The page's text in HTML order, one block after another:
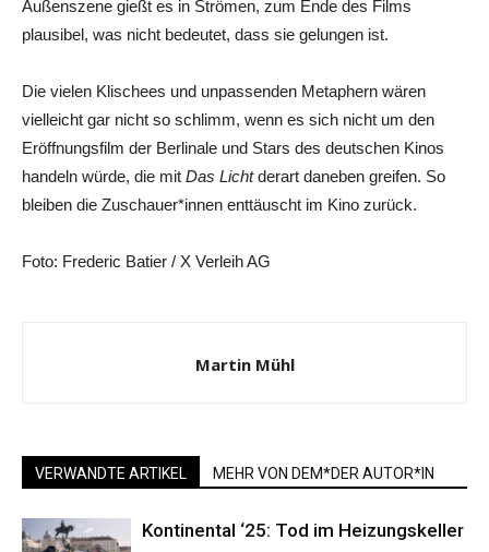
Außenszene gießt es in Strömen, zum Ende des Films
plausibel, was nicht bedeutet, dass sie gelungen ist.
Die vielen Klischees und unpassenden Metaphern wären
vielleicht gar nicht so schlimm, wenn es sich nicht um den
Eröffnungsfilm der Berlinale und Stars des deutschen Kinos
handeln würde, die mit Das Lichtderart daneben greifen. So
bleiben die Zuschauer*innen enttäuscht im Kino zurück.
Foto: Frederic Batier / X Verleih AG
Martin Mühl
VERWANDTE ARTIKEL MEHR VON DEM*DER AUTOR*IN
Kontinental ‘25: Tod im Heizungskeller